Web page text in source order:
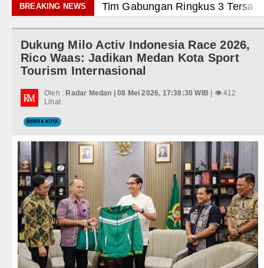
Politik
Hiburan
Olahraga
Teknologi
Internasional
Wisata
TIPS dan TRIK
+ Lainnya
Video
BREAKING NEWSTim Gabungan Ringkus 3
Emma Raducanu Absen di Grand
Juventus Dikalahkan Inter Milan di
Gubernur Bobby Nasution Minta
Rico Waas : Kemerdekaan Harus
Akses Jalan ke Pemandian Air
Dayang Nan Tujuh Menggetarkan
Tim Gabungan Ringkus 3
Dukung Milo Activ Indonesia Race 2026,
Rico Waas: Jadikan Medan Kota Sport
Tourism Internasional
Oleh : Radar Medan | 08 Mei 2026, 17:38:30 WIB | 👁 412
Lihat
BERITA KOTA